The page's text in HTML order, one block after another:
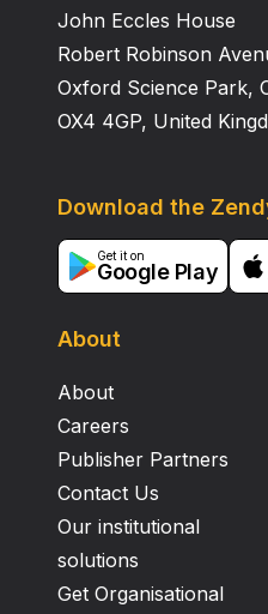
John Eccles House
Robert Robinson
Oxford Science Park,
OX4 4GP, United
About
About
Careers
Publisher Partners
Contact Us
Our institutional
solutions
Get Organisational
Download the
Get it on
Google Play